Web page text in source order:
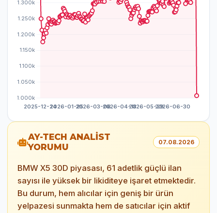
AY-TECH ANALİST
YORUMU
07.08.2026
BMW X5 30D piyasası, 61 adetlik güçlü ilan
sayısı ile yüksek bir likiditeye işaret etmektedir.
Bu durum, hem alıcılar için geniş bir ürün
yelpazesi sunmakta hem de satıcılar için aktif